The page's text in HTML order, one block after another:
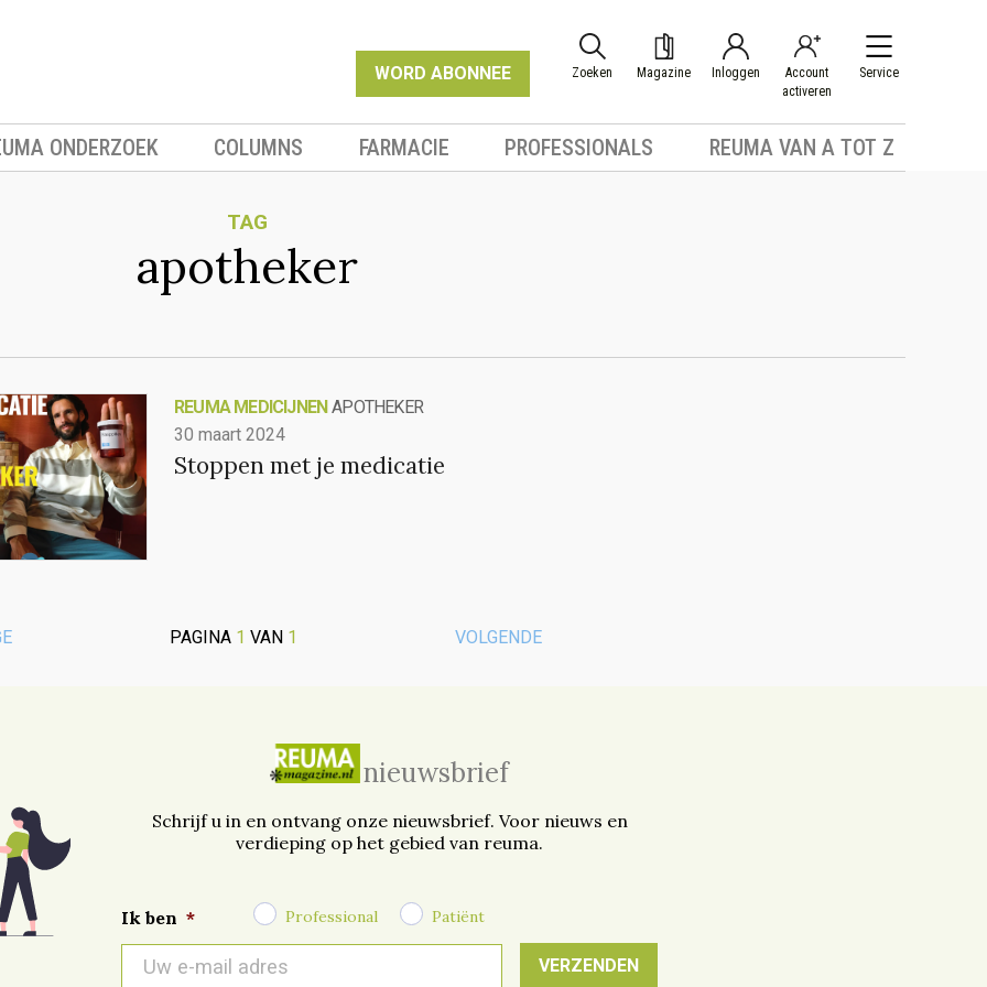
WORD ABONNEE Zoeken Magazine Inloggen
Account
activeren
Service
ONDERZOEK COLUMNS FARMACIE PROFESSIONALS REUMA VAN A TOT Z
TAG
apotheker
REUMA MEDICIJNEN APOTHEKER
30 maart 2024
Stoppen met je medicatie
PAGINA 1 VAN 1 VOLGENDE
nieuwsbrief
Schrijf u in en ontvang onze nieuwsbrief. Voor nieuws en
verdieping op het gebied van reuma.
Ik ben * Professional Patiënt
mail
*